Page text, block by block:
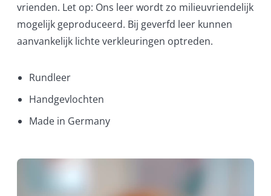
vrienden. Let op: Ons leer wordt zo milieuvriendelijk
mogelijk geproduceerd. Bij geverfd leer kunnen
aanvankelijk lichte verkleuringen optreden.
Rundleer
Handgevlochten
Made in Germany